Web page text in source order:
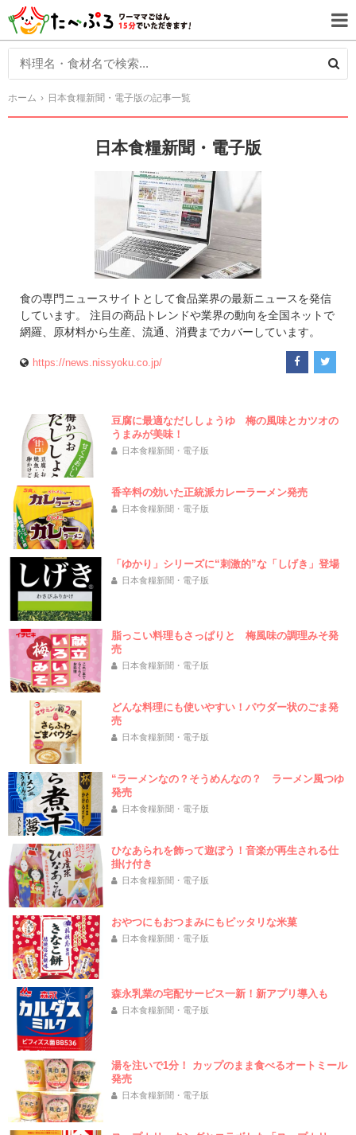
ホーム 日本食糧新聞・電子版の記事一覧
日本食糧新聞・電子版
食の専門ニュースサイトとして食品業界の最新ニュースを発信
しています。 注目の商品トレンドや業界の動向を全国ネットで
網羅、原材料から生産、流通、消費までカバーしています。
https://news.nissyoku.co.jp/
豆腐に最適なだししょうゆ 梅の風味とカツオの
うまみが美味！
日本食糧新聞・電子版
香辛料の効いた正統派カレーラーメン発売
日本食糧新聞・電子版
「ゆかり」シリーズに“刺激的”な「しげき」登場
日本食糧新聞・電子版
脂っこい料理もさっぱりと 梅風味の調理みそ発
売
日本食糧新聞・電子版
どんな料理にも使いやすい！パウダー状のごま発
売
日本食糧新聞・電子版
“ラーメンなの？そうめんなの？ ラーメン風つゆ
発売
日本食糧新聞・電子版
ひなあられを飾って遊ぼう！音楽が再生される仕
掛け付き
日本食糧新聞・電子版
おやつにもおつまみにもピッタリな米菓
日本食糧新聞・電子版
森永乳業の宅配サービス一新！新アプリ導入も
日本食糧新聞・電子版
湯を注いで1分！ カップのまま食べるオートミール
発売
日本食糧新聞・電子版